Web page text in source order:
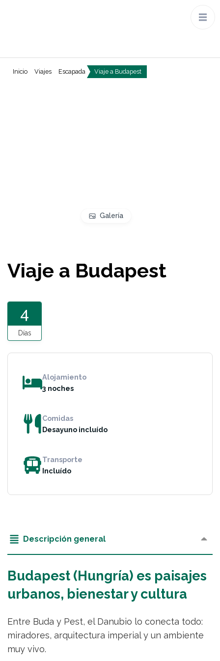
Inicio Viajes Escapada Viaje a Budapest
Galería
Viaje a Budapest
4
Días
Alojamiento
3 noches
Comidas
Desayuno incluído
Transporte
Incluído
Descripción general
Budapest (Hungría) es paisajes
urbanos, bienestar y cultura
Entre Buda y Pest, el Danubio lo conecta todo:
miradores, arquitectura imperial y un ambiente
muy vivo.